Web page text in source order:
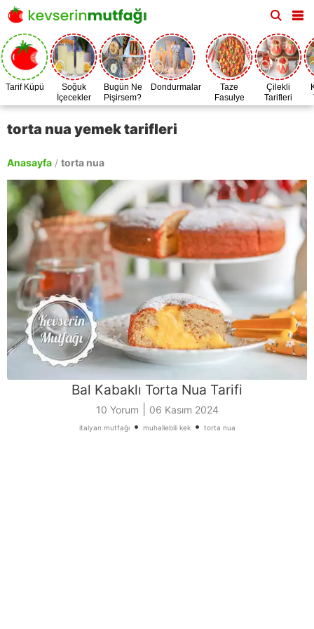
Tarif Küpü
Soğuk
İçecekler
Bugün Ne
Pişirsem?
Dondurmalar
Taze
Fasulye
Zamanı
Çilekli
Tarifleri
torta nua yemek tarifleri
Anasayfa / torta nua
Bal Kabaklı Torta Nua Tarifi
10 Yorum 06 Kasım 2024
italyan mutfağı• muhallebili kek• torta nua